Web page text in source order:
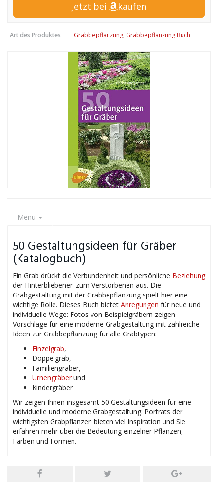
Jetzt bei kaufen
Art des Produktes Grabbepflanzung, Grabbepflanzung Buch
Menu
50 Gestaltungsideen für Gräber
(Katalogbuch)
Ein Grab drückt die Verbundenheit und persönliche Beziehung
der Hinterbliebenen zum Verstorbenen aus. Die
Grabgestaltung mit der Grabbepflanzung spielt hier eine
wichtige Rolle. Dieses Buch bietet Anregungen für neue und
individuelle Wege: Fotos von Beispielgräbern zeigen
Vorschläge für eine moderne Grabgestaltung mit zahlreiche
Ideen zur Grabbepflanzung für alle Grabtypen:
Einzelgrab,
Doppelgrab,
Familiengräber,
Urnengräber und
Kindergräber.
Wir zeigen Ihnen insgesamt 50 Gestaltungsideen für eine
individuelle und moderne Grabgestaltung. Porträts der
wichtigsten Grabpflanzen bieten viel Inspiration und Sie
erfahren mehr über die Bedeutung einzelner Pflanzen,
Farben und Formen.